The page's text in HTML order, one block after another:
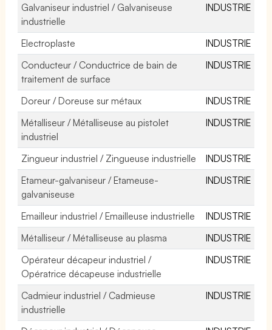
Galvaniseur industriel / Galvaniseuse
industrielle
INDUSTRIE
Electroplaste
INDUSTRIE
Conducteur / Conductrice de bain de
traitement de surface
INDUSTRIE
Doreur / Doreuse sur métaux
INDUSTRIE
Métalliseur / Métalliseuse au pistolet
industriel
INDUSTRIE
Zingueur industriel / Zingueuse industrielle
INDUSTRIE
Etameur-galvaniseur / Etameuse-
galvaniseuse
INDUSTRIE
Emailleur industriel / Emailleuse industrielle
INDUSTRIE
Métalliseur / Métalliseuse au plasma
INDUSTRIE
Opérateur décapeur industriel /
Opératrice décapeuse industrielle
INDUSTRIE
Cadmieur industriel / Cadmieuse
industrielle
INDUSTRIE